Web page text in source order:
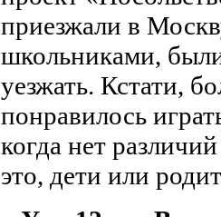
приезжали в
школьниками,
уезжать. Кстати,
понравилось
когда нет
это, дети или